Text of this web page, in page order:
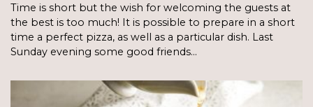
Time is short but the wish for welcoming the guests at
the best is too much! It is possible to prepare in a short
time a perfect pizza, as well as a particular dish. Last
Sunday evening some good friends…